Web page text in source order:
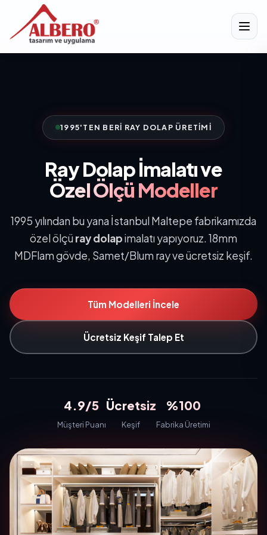
1995'TEN BERI RAY DOLAP ÜRETIMI
Ray Dolap İmalatı ve
Özel Ölçü Modeller
1995 yılından bu yana İstanbul Maltepe fabrikamızda
özel ölçü ray dolapimalatı yapıyoruz. 18mm
MDFlam gövde, Samet/Blum ray ve ücretsiz keşif.
Tüm Modelleri İncele
Ücretsiz Keşif Talep Et
4.9/5
Müşteri Puanı
Ücretsiz
Keşif
%100
Fabrika Üretimi